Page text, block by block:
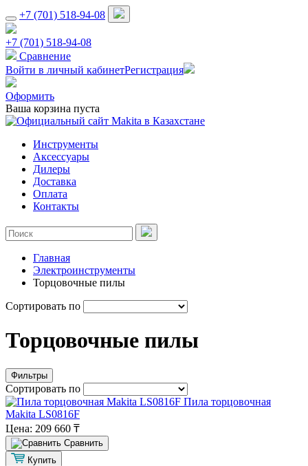
+7 (701) 518-94-08
+7 (701) 518-94-08
Сравнение
Войти в личный кабинетРегистрация
Оформить
Ваша корзина пуста
Инструменты
Аксессуары
Дилеры
Доставка
Оплата
Контакты
Главная
Электроинструменты
Торцовочные пилы
Сортировать по
Торцовочные пилы
Фильтры
Сортировать по
Пила торцовочная
Makita LS0816F
Цена: 209 660 ₸
Cравнить
Купить